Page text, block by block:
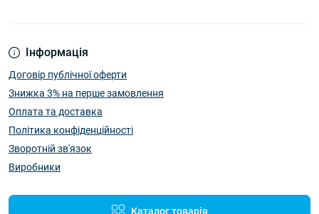
Інформація
Договір публічної оферти
Знижка 3% на перше замовлення
Оплата та доставка
Політика конфіденційності
Зворотній зв'язок
Виробники
Каталог товарів